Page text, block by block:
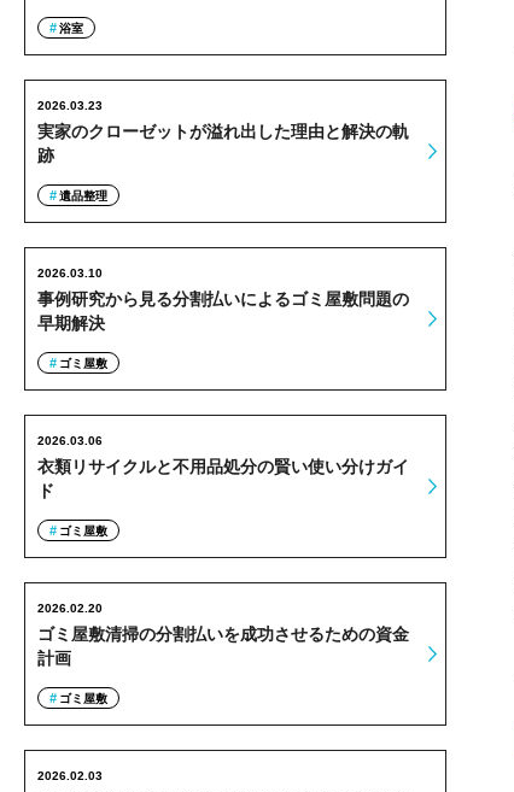
浴室
実家のクローゼットが溢れ出した理由と解決の軌
跡
2026.03.23
遺品整理
事例研究から見る分割払いによるゴミ屋敷問題の
早期解決
2026.03.10
ゴミ屋敷
衣類リサイクルと不用品処分の賢い使い分けガイ
ド
2026.03.06
ゴミ屋敷
ゴミ屋敷清掃の分割払いを成功させるための資金
計画
2026.02.20
ゴミ屋敷
2026.02.03